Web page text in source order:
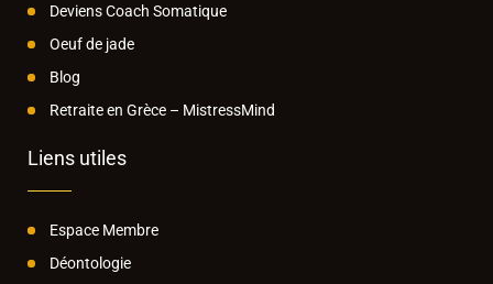
Deviens Coach Somatique
Oeuf de jade
Blog
Retraite en Grèce – MistressMind
Liens utiles
Espace Membre
Déontologie